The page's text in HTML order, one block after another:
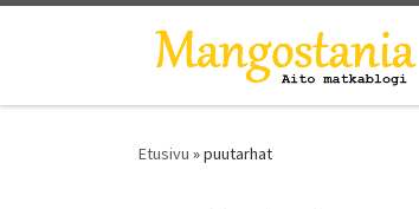
Etusivu »puutarhat